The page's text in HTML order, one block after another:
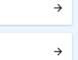
arrow_forward
arrow_forward